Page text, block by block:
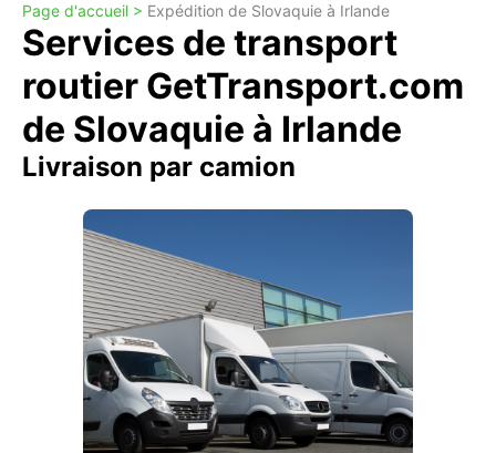
Page d'accueil > Expédition de Slovaquie à Irlande
Services de transport
routier GetTransport.com
de Slovaquie à Irlande
Livraison par camion